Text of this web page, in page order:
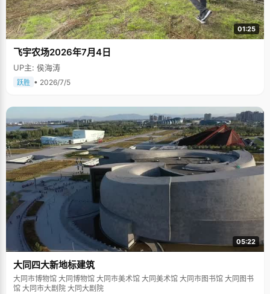
01:25
飞宇农场2026年7月4日
UP主: 侯海涛
跃胜 • 2026/7/5
05:22
大同四大新地标建筑
大同市博物馆 大同博物馆 大同市美术馆 大同美术馆 大同市图书馆 大同图书
馆 大同市大剧院 大同大剧院